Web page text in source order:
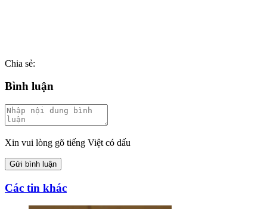
Chia sẻ:
Bình luận
Xin vui lòng gõ tiếng Việt có dấu
Gửi bình luận
Các tin khác